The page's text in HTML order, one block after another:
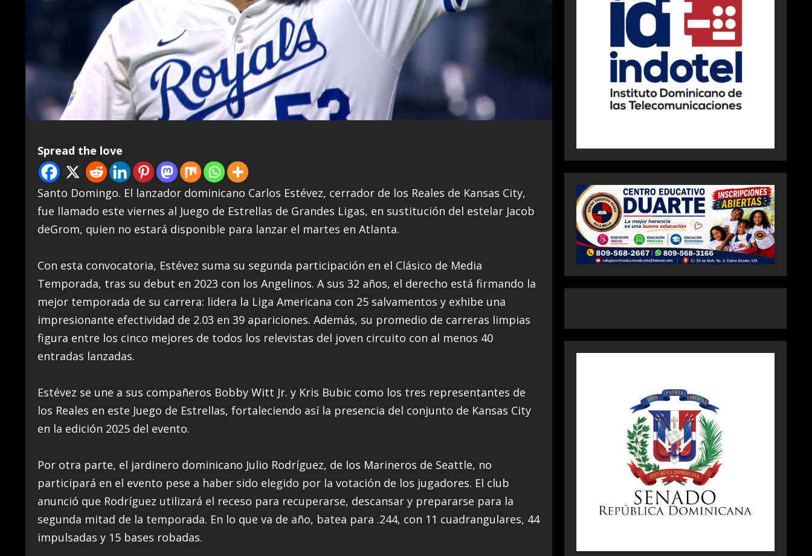
Spread the love
Santo Domingo. El lanzador dominicano Carlos Estévez, cerrador de los Reales de Kansas City,
fue llamado este viernes al Juego de Estrellas de Grandes Ligas, en sustitución del estelar Jacob
deGrom, quien no estará disponible para lanzar el martes en Atlanta.
Con esta convocatoria, Estévez suma su segunda participación en el Clásico de Media
Temporada, tras su debut en 2023 con los Angelinos. A sus 32 años, el derecho está firmando la
mejor temporada de su carrera: lidera la Liga Americana con 25 salvamentos y exhibe una
impresionante efectividad de 2.03 en 39 apariciones. Además, su promedio de carreras limpias
figura entre los cinco mejores de todos los relevistas del joven circuito con al menos 40
entradas lanzadas.
Estévez se une a sus compañeros Bobby Witt Jr. y Kris Bubic como los tres representantes de
los Reales en este Juego de Estrellas, fortaleciendo así la presencia del conjunto de Kansas City
en la edición 2025 del evento.
Por otra parte, el jardinero dominicano Julio Rodríguez, de los Marineros de Seattle, no
participará en el evento pese a haber sido elegido por la votación de los jugadores. El club
anunció que Rodríguez utilizará el receso para recuperarse, descansar y prepararse para la
segunda mitad de la temporada. En lo que va de año, batea para .244, con 11 cuadrangulares, 44
impulsadas y 15 bases robadas.